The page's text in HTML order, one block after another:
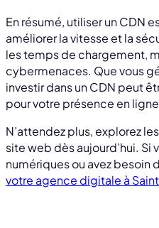
En résumé, utiliser un CDN
améliorer la vitesse et la
les temps de chargement,
cybermenaces. Que vous
investir dans un CDN peut
pour votre présence en
N’attendez plus, explorez
site web dès aujourd’hui. Si
numériques ou avez besoin
votre agence digitale à